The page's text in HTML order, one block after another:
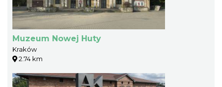
Muzeum Nowej Huty
Kraków
2.74 km